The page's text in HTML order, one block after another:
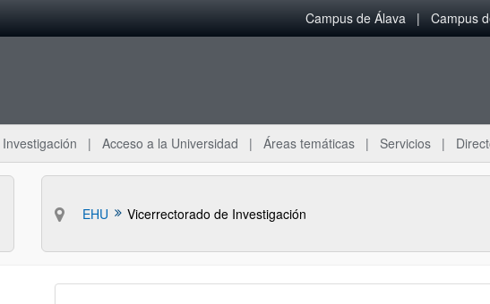
Campus de Álava Campus
Investigación Acceso a la Universidad Áreas temáticas Servicios
EHU Vicerrectorado de Investigación